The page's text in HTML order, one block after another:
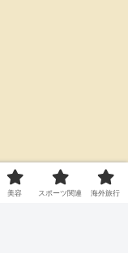
美容 スポーツ関連 海外旅行